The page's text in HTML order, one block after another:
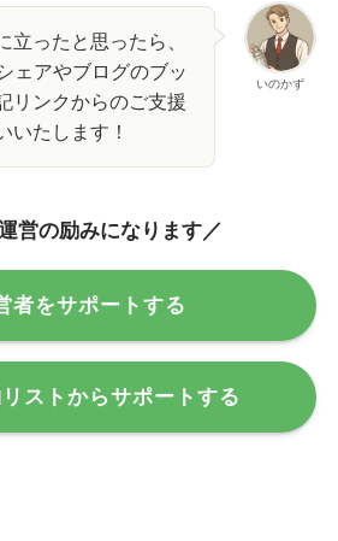
いのかず
立ったと思ったら、
ェアやブログのブッ
リンクからのご支援
いたします！
営の励みになります／
者をサポートする
ストからサポートする